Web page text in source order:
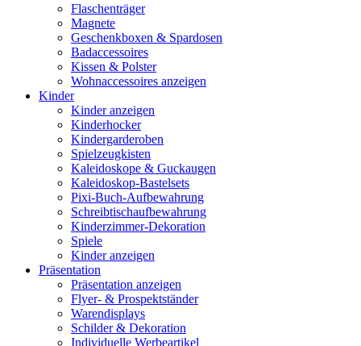
Flaschenträger
Magnete
Geschenkboxen & Spardosen
Badaccessoires
Kissen & Polster
Wohnaccessoires anzeigen
Kinder
Kinder anzeigen
Kinderhocker
Kindergarderoben
Spielzeugkisten
Kaleidoskope & Guckaugen
Kaleidoskop-Bastelsets
Pixi-Buch-Aufbewahrung
Schreibtischaufbewahrung
Kinderzimmer-Dekoration
Spiele
Kinder anzeigen
Präsentation
Präsentation anzeigen
Flyer- & Prospektständer
Warendisplays
Schilder & Dekoration
Individuelle Werbeartikel